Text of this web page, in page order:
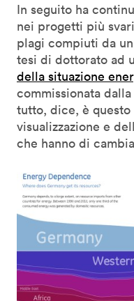
In seguito ha
nei progetti più
plagi compiuti da
tesi di dottorato ad
della situazione
commissionata
tutto, dice, è questo
visualizzazione e
che hanno di